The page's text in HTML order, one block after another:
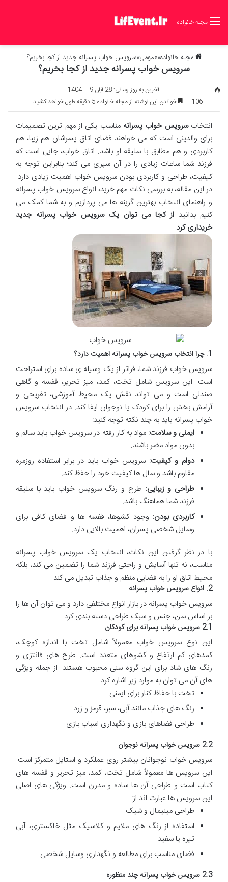
مجله خانواده
مجله خانواده»عمومی»سرویس خواب پسرانه جدید از کجا بخریم؟
سرویس خواب پسرانه جدید از کجا بخریم؟
آخرین به روز رسانی: 28 آبان 1404
9
106
خواندن این نوشته از مجله خانواده 5 دقیقه طول خواهد کشید
انتخابسرویس خواب پسرانه مناسب یکی از مهم ترین تصمیمات
برای والدینی است که می خواهند فضای اتاق پسرشان هم زیبا، هم
کاربردی و هم مطابق با سلیقه او باشد. اتاق خواب، جایی است که
فرزند شما ساعات زیادی را در آن سپری می کند؛ بنابراین توجه به
کیفیت، طراحی و کاربردی بودن سرویس خواب اهمیت زیادی دارد.
در این مقاله، به بررسی نکات مهم خرید، انواع سرویس خواب پسرانه
و راهنمای انتخاب بهترین گزینه ها می پردازیم و به شما کمک می
کنیم بدانید از کجا می توان یک سرویس خواب پسرانه جدید
خریداری کرد.
1. چرا انتخاب سرویس خواب پسرانه اهمیت دارد؟
سرویس خواب فرزند شما، فراتر از یک وسیله ی ساده برای استراحت
است. این سرویس شامل تخت، کمد، میز تحریر، قفسه و گاهی
صندلی است و می تواند نقش یک محیط آموزشی، تفریحی و
آرامش بخش را برای کودک یا نوجوان ایفا کند. در انتخاب سرویس
خواب پسرانه باید به چند نکته توجه کنید:
ایمنی و سلامت: مواد به کار رفته در سرویس خواب باید سالم و
بدون مواد مضر باشند.
دوام و کیفیت: سرویس خواب باید در برابر استفاده روزمره
مقاوم باشد و سال ها کیفیت خود را حفظ کند.
طراحی و زیبایی: طرح و رنگ سرویس خواب باید با سلیقه
فرزند شما هماهنگ باشد.
کاربردی بودن: وجود کشوها، قفسه ها و فضای کافی برای
وسایل شخصی پسران، اهمیت بالایی دارد.
با در نظر گرفتن این نکات، انتخاب یک سرویس خواب پسرانه
مناسب، نه تنها آسایش و راحتی فرزند شما را تضمین می کند، بلکه
محیط اتاق او را به فضایی منظم و جذاب تبدیل می کند.
2. انواع سرویس خواب پسرانه
سرویس خواب پسرانه در بازار انواع مختلفی دارد و می توان آن ها را
بر اساس سن، جنس و سبک طراحی دسته بندی کرد:
2.1 سرویس خواب پسرانه برای کودکان
این نوع سرویس خواب معمولاً شامل تخت با اندازه کوچک،
کمدهای کم ارتفاع و کشوهای متعدد است. طرح های فانتزی و
رنگ های شاد برای این گروه سنی محبوب هستند. از جمله ویژگی
های آن می توان به موارد زیر اشاره کرد:
تخت با حفاظ کنار برای ایمنی
رنگ های جذاب مانند آبی، سبز، قرمز و زرد
طراحی فضاهای بازی و نگهداری اسباب بازی
2.2 سرویس خواب پسرانه نوجوان
سرویس خواب نوجوانان بیشتر روی عملکرد و استایل متمرکز است.
این سرویس ها معمولاً شامل تخت، کمد، میز تحریر و قفسه های
کتاب است و طراحی آن ها ساده و مدرن است. ویژگی های اصلی
این سرویس ها عبارت اند از:
طراحی مینیمال و شیک
استفاده از رنگ های ملایم و کلاسیک مثل خاکستری، آبی
تیره یا سفید
فضای مناسب برای مطالعه و نگهداری وسایل شخصی
2.3 سرویس خواب پسرانه چند منظوره